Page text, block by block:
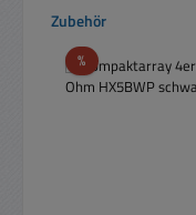
Produktgalerie überspringen
Zubehör
%Rabatt